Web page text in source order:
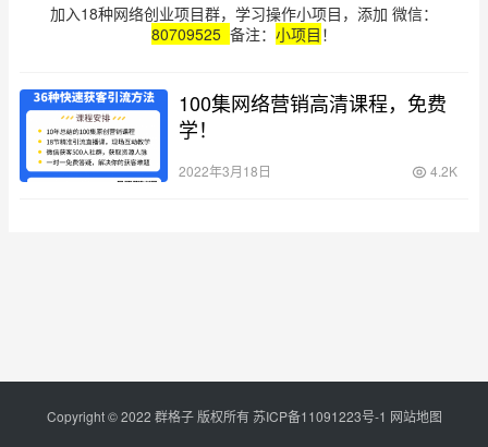
加入18种网络创业项目群，学习操作小项目，添加 微信：
80709525 备注： 小项目 ！
100集网络营销高清课程，免费
学！
2022年3月18日 4.2K
Copyright © 2022 群格子 版权所有苏ICP备11091223号-1 网站地图